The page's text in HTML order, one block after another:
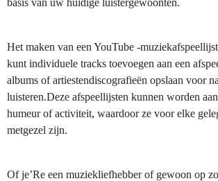
basis van uw huidige luistergewoonten.
Het maken van een YouTube -
kunt individuele tracks toevoegen aan een
albums of artiestendiscografieën opslaan voor
luisteren.Deze afspeellijsten kunnen worden
humeur of activiteit, waardoor ze voor elke
metgezel zijn.
Of je’Re een muziekliefhebber of gewoon op